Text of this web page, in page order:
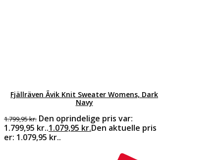
Fjällräven Ãvik Knit Sweater Womens, Dark
Navy
1.799,95kr. Den oprindelige pris var:
1.799,95 kr..1.079,95 kr.Den aktuelle pris
er: 1.079,95 kr..